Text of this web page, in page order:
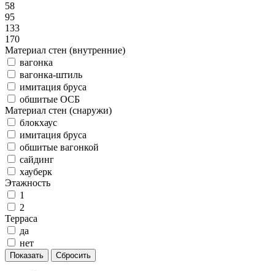
58
95
133
170
Материал стен (внутренние)
вагонка
вагонка-штиль
имитация бруса
обшитые ОСБ
Материал стен (снаружи)
блокхаус
имитация бруса
обшитые вагонкой
сайдинг
хауберк
Этажность
1
2
Терраса
да
нет